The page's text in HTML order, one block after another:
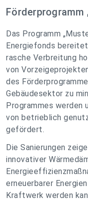
Förderprogramm
Das Programm
Energiefonds
rasche Verbreitung
von
des
Gebäudesektor zu
Programmes werden
von betrieblich
gefördert.
Die Sanierungen
innovativer
erneuerbarer
Kraftwerk werden